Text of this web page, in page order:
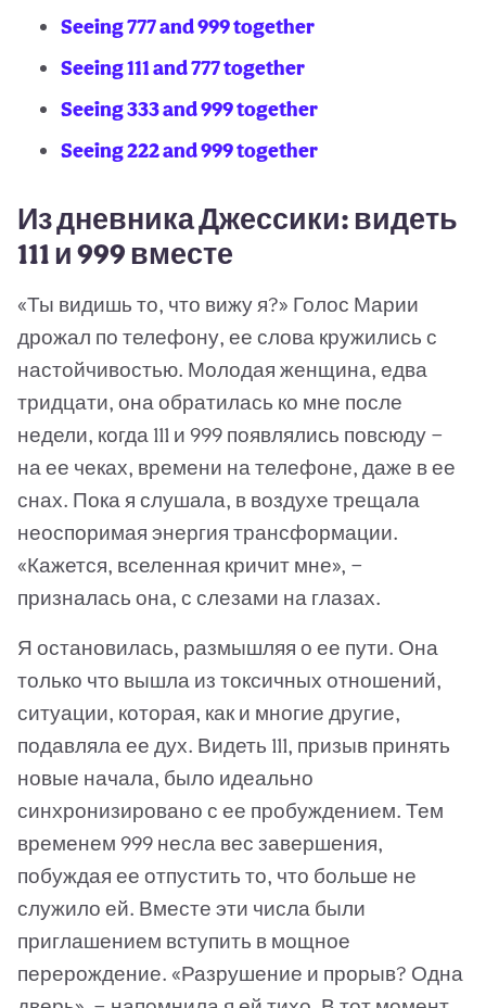
Seeing 777 and 999 together
Seeing 111 and 777 together
Seeing 333 and 999 together
Seeing 222 and 999 together
Из дневника Джессики: видеть
111 и 999 вместе
«Ты видишь то, что вижу я?» Голос Марии
дрожал по телефону, ее слова кружились с
настойчивостью. Молодая женщина, едва
тридцати, она обратилась ко мне после
недели, когда 111 и 999 появлялись повсюду —
на ее чеках, времени на телефоне, даже в ее
снах. Пока я слушала, в воздухе трещала
неоспоримая энергия трансформации.
«Кажется, вселенная кричит мне», —
призналась она, с слезами на глазах.
Я остановилась, размышляя о ее пути. Она
только что вышла из токсичных отношений,
ситуации, которая, как и многие другие,
подавляла ее дух. Видеть 111, призыв принять
новые начала, было идеально
синхронизировано с ее пробуждением. Тем
временем 999 несла вес завершения,
побуждая ее отпустить то, что больше не
служило ей. Вместе эти числа были
приглашением вступить в мощное
перерождение. «Разрушение и прорыв? Одна